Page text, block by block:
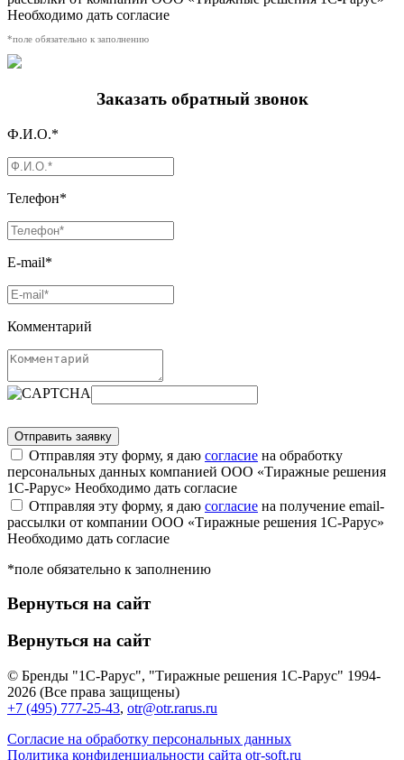
Необходимо дать согласие
*поле обязательно к заполнению
Заказать обратный звонок
Ф.И.О.*
Телефон*
E-mail*
Комментарий
Отправляя эту форму, я даю согласие на обработку
персональных данных компанией ООО «Тиражные решения
1С-Рарус» Необходимо дать согласие
Отправляя эту форму, я даю согласие на получение email-
рассылки от компании ООО «Тиражные решения 1С-Рарус»
Необходимо дать согласие
*поле обязательно к заполнению
Вернуться на сайт
Вернуться на сайт
© Бренды "1С-Рарус", "Тиражные решения 1С-Рарус" 1994-
2026 (Все права защищены)
+7 (495) 777-25-43, otr@otr.rarus.ru
Согласие на обработку персональных данных
Политика конфиденциальности сайта otr-soft.ru